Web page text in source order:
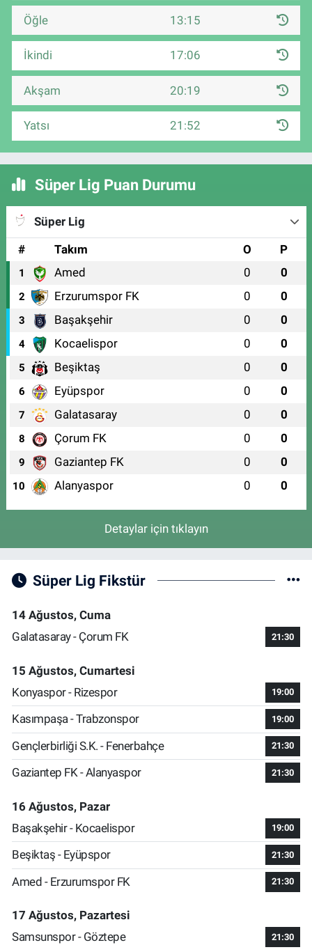
Öğle 13:15
İkindi 17:06
Akşam 20:19
Yatsı 21:52
Süper Lig Puan Durumu
Süper Lig
#
Takım O P
1 Amed 0 0
2 Erzurumspor FK 0 0
3 Başakşehir 0 0
4 Kocaelispor 0 0
5 Beşiktaş 0 0
6 Eyüpspor 0 0
7 Galatasaray 0 0
8 Çorum FK 0 0
9 Gaziantep FK 0 0
10 Alanyaspor 0 0
Detaylar için tıklayın
Süper Lig Fikstür
14 Ağustos, Cuma
Galatasaray - Çorum FK
21:30
15 Ağustos, Cumartesi
Konyaspor - Rizespor
19:00
Kasımpaşa - Trabzonspor 19:00
Gençlerbirliği S.K. - Fenerbahçe 21:30
Gaziantep FK - Alanyaspor 21:30
16 Ağustos, Pazar
Başakşehir - Kocaelispor
19:00
Beşiktaş - Eyüpspor 21:30
Amed - Erzurumspor FK 21:30
17 Ağustos, Pazartesi
Samsunspor - Göztepe
21:30